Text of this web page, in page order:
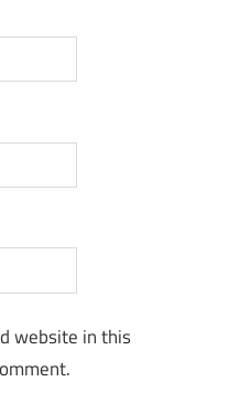
website in this